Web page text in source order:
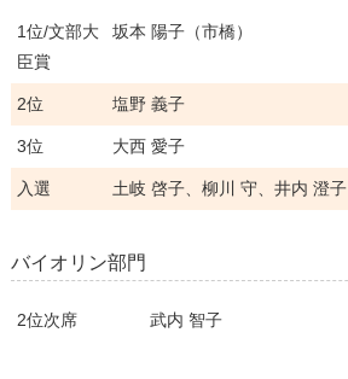
1位/文部大
臣賞
坂本 陽子（市橋）
2位 塩野 義子
3位 大西 愛子
入選 土岐 啓子、柳川 守、井内 澄子
バイオリン部門
2位次席 武内 智子